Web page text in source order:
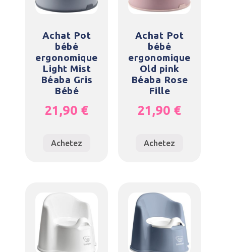
Achat Pot
bébé
ergonomique
Light Mist
Béaba Gris
Bébé
21,90 €
Achetez
Achat Pot
bébé
ergonomique
Old pink
Béaba Rose
Fille
21,90 €
Achetez